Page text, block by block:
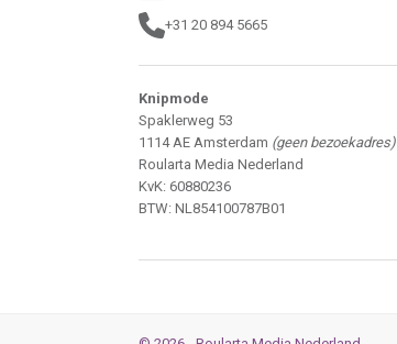
+31 20 894 5665
Knipmode
Spaklerweg 53
1114 AE Amsterdam (geen bezoekadres)
Roularta Media Nederland
KvK: 60880236
BTW: NL854100787B01